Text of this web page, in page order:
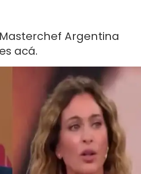
Argentina
acá.